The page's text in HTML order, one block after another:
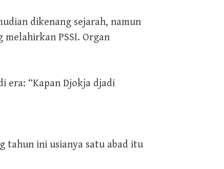
dikenang sejarah, namun
PSSI. Organ
era: “Kapan Djokja djadi
tahun ini usianya satu abad itu